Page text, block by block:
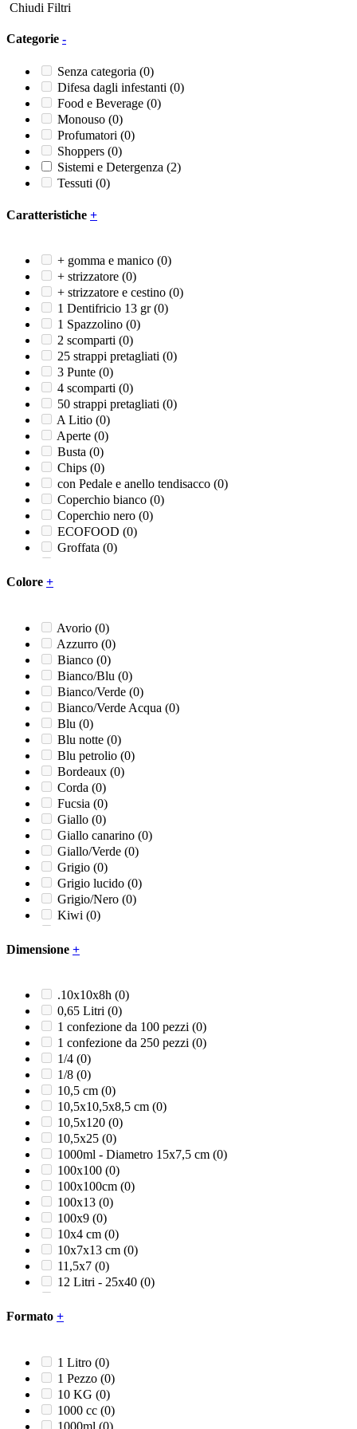
Chiudi Filtri
Categorie -
Senza categoria (0)
Difesa dagli infestanti (0)
Food e Beverage (0)
Monouso (0)
Profumatori (0)
Shoppers (0)
Sistemi e Detergenza (2)
Tessuti (0)
Caratteristiche +
+ gomma e manico (0)
+ strizzatore (0)
+ strizzatore e cestino (0)
1 Dentifricio 13 gr(0)
1 Spazzolino (0)
2 scomparti (0)
25 strappi pretagliati (0)
3 Punte (0)
4 scomparti (0)
50 strappi pretagliati (0)
A Litio (0)
Aperte (0)
Busta (0)
Chips (0)
con Pedale e anello tendisacco (0)
Coperchio bianco (0)
Coperchio nero (0)
ECOFOOD (0)
Groffata (0)
Sapone liquido
Sapone schiuma
Unite(0)
Colore +
Avorio (0)
Azzurro (0)
Bianco (0)
Bianco/Blu (0)
Bianco/Verde (0)
Bianco/Verde Acqua (0)
Blu (0)
Blu notte (0)
Blu petrolio (0)
Bordeaux (0)
Corda (0)
Fucsia (0)
Giallo (0)
Giallo canarino (0)
Giallo/Verde (0)
Grigio (0)
Grigio lucido (0)
Grigio/Nero (0)
Kiwi (0)
Marrone
Nero opaco(0)
Panna(0)
Rosa confetto(0)
Rosso(0)
Rosso/Grigio/Nero
Rosso/Nero
Satinato (0)
Trasparente(0)
Turchese (0)
Verde(0)
Verde acqua(0)
Verde foglia
Verde lime(0)
Dimensione +
.10x10x8h (0)
0,65 Litri (0)
1 confezione da 100 pezzi (0)
1 confezione da 250 pezzi (0)
1/4 (0)
1/8 (0)
10,5 cm (0)
10,5x10,5x8,5 cm (0)
10,5x120 (0)
10,5x25 (0)
1000ml - Diametro 15x7,5 cm (0)
100x100 (0)
100x100cm (0)
100x13 (0)
100x9 (0)
10x4 cm (0)
10x7x13 cm (0)
11,5x7 (0)
12 Litri - 25x40 (0)
120 Litri
12x28 (0)
12x45(0)
12x60 (0)
13,5x13,5x10 cm
130 cm (0)
Formato +
1 Litro (0)
1 Pezzo (0)
10 KG (0)
1000 cc (0)
1000ml (0)